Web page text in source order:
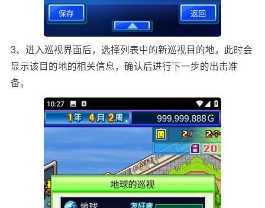
3、进入巡视界面后，选择列表中的新巡视目的地，此时会
显示该目的地的相关信息，确认后进行下一步的出击准
备。